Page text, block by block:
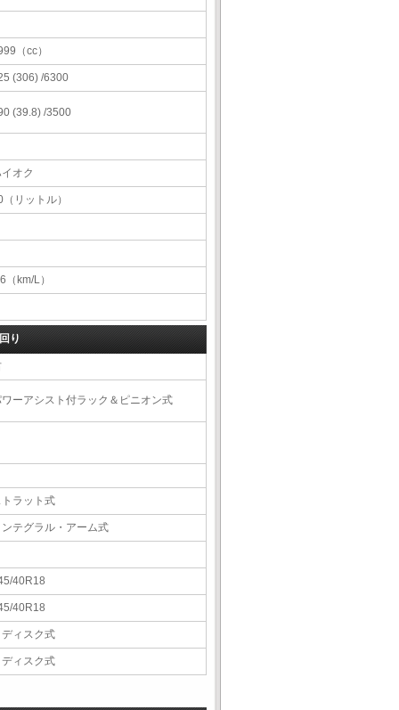
（cc）
(306) /6300
(39.8) /3500
オク
（リットル）
（km/L）
り
ーアシスト付ラック＆ピニオン式
ラット式
テグラル・アーム式
40R18
40R18
ィスク式
ィスク式